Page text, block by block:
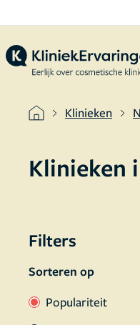
Klinieken
Klinieken
Filters
Sorteren op
Populariteit